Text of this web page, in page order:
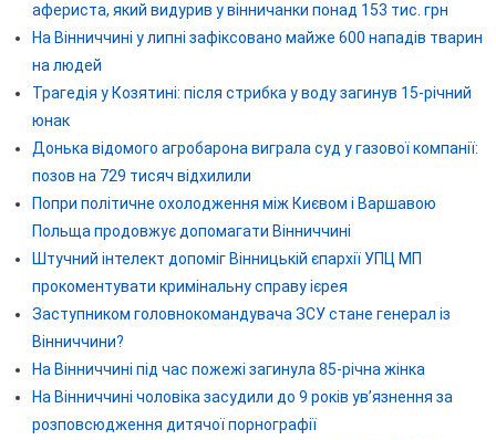
афериста, який видурив у вінничанки понад 153 тис. грн
На Вінниччині у липні зафіксовано майже 600 нападів тварин
на людей
Трагедія у Козятині: після стрибка у воду загинув 15-річний
юнак
Донька відомого агробарона виграла суд у газової компанії:
позов на 729 тисяч відхилили
Попри політичне охолодження між Києвом і Варшавою
Польща продовжує допомагати Вінниччині
Штучний інтелект допоміг Вінницькій єпархії УПЦ МП
прокоментувати кримінальну справу ієрея
Заступником головнокомандувача ЗСУ стане генерал із
Вінниччини?
На Вінниччині під час пожежі загинула 85-річна жінка
На Вінниччині чоловіка засудили до 9 років ув’язнення за
розповсюдження дитячої порнографії